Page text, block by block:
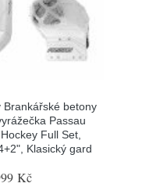
Brankářské betony
Passau
Full Set,
Klasický gard
Kč